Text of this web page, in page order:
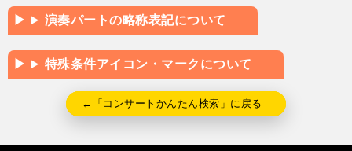
演奏パートの略称表記について
特殊条件アイコン・マークについて
←「コンサートかんたん検索」に戻る